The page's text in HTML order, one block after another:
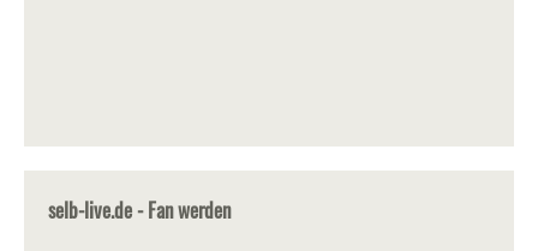
selb-live.de - Fan werden